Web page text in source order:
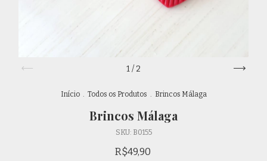
1/ 2
Início . Todos os Produtos . Brincos Málaga
Brincos Málaga
SKU: B0155
R$49,90